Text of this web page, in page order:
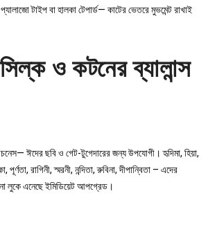
টাইপ বা হালকা টেপার্ড— কাটের ভেতরে মুভমেন্ট রাখাই
ও কটনের ব্যালান্স
ঈদের ছবি ও গেট-টুগেদারের জন্য উপযোগী। হৃদিমা, হিয়া,
পূর্ণতা, রাগিনী, স্মরনী, নন্দিতা, রুবিনা, দীপান্বিতা – এদের
লুকে এনেছে ইমিডিয়েট আপগ্রেড।